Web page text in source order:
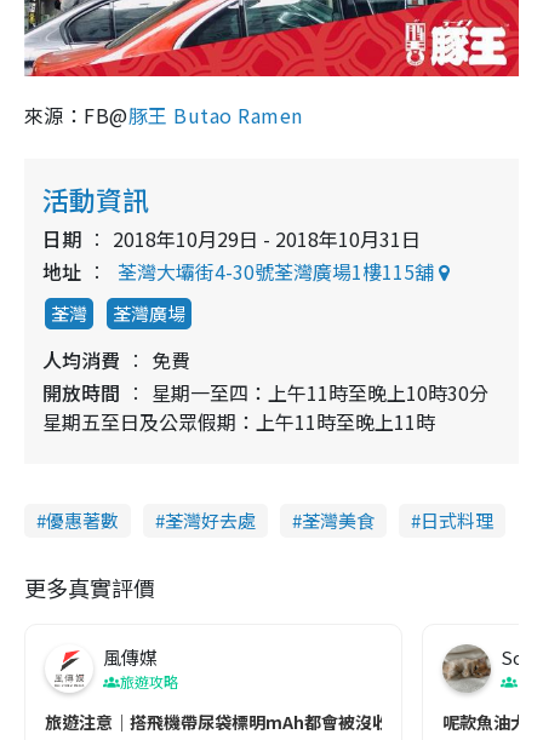
來源：FB@豚王 Butao Ramen
活動資訊
日期
2018年10月29日 - 2018年10月31日
地址
荃灣大壩街4-30號荃灣廣場1樓115舖
荃灣 荃灣廣場
人均消費
免費
開放時間
星期一至四：上午11時至晚上10時30分
星期五至日及公眾假期：上午11時至晚上11時
優惠著數 荃灣好去處 荃灣美食 日式料理
更多真實評價
風傳媒
旅遊攻略
旅遊注意｜搭飛機帶尿袋標明mAh都會被沒收😱出發前切記檢查
Soul
呢款魚油大